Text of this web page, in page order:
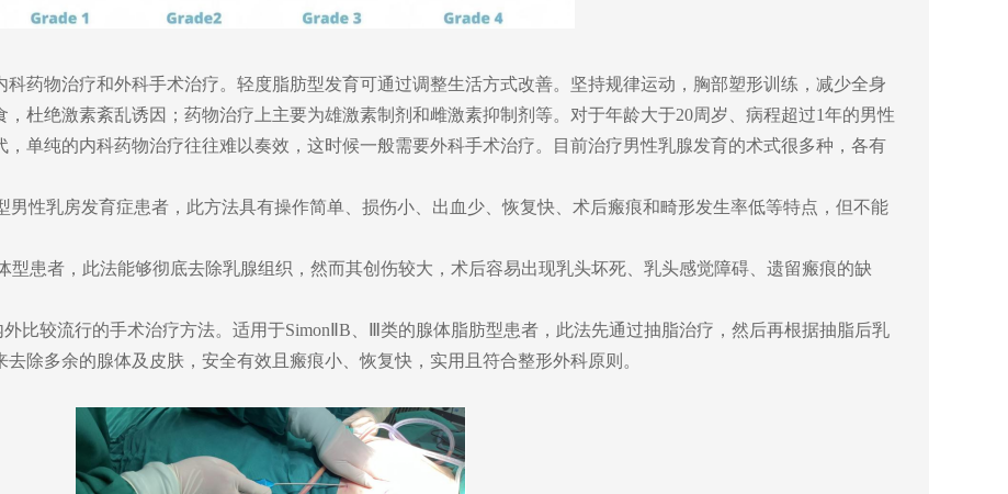
科药物治疗和外科手术治疗。 轻度脂肪型发育可通过调整生活方式改善。坚持规律运动，胸部塑形训练，减少全身
，杜绝激素紊乱诱因 ； 药物治疗上主要为雄激素制剂和雌激素抑制剂等。对于年龄大于20周岁、病程超过1年的男性
单纯的内科药物治疗往往难以奏效，这时候一般需要外科手术治疗。
目前治疗男性乳腺发育的术式很多种，各有
男性乳房发育症患者，此方法具有操作简单、损伤小、出血少、恢复快、术后瘢痕和畸形发生率低等特点，但不能
型患者，此法能够彻底去除乳腺组织，然而其创伤较大，术后容易出现乳头坏死、乳头感觉障碍、遗留瘢痕的缺
比较流行的手术治疗方法。适用于Simon B
类的腺体脂肪型患者，此法先通过抽脂治疗，然后再根据抽脂后乳
除多余的腺体及皮肤，安全有效且瘢痕小、恢复快，实用且符合整形外科原则。